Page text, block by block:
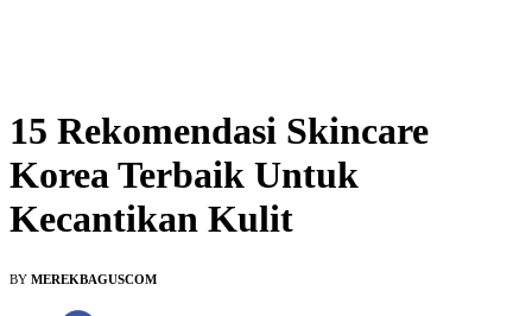
15 Rekomendasi Skincare
Korea Terbaik Untuk
Kecantikan Kulit
BY MEREKBAGUSCOM